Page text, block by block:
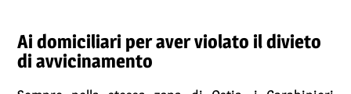
Ai domiciliari per aver violato il divieto
di avvicinamento